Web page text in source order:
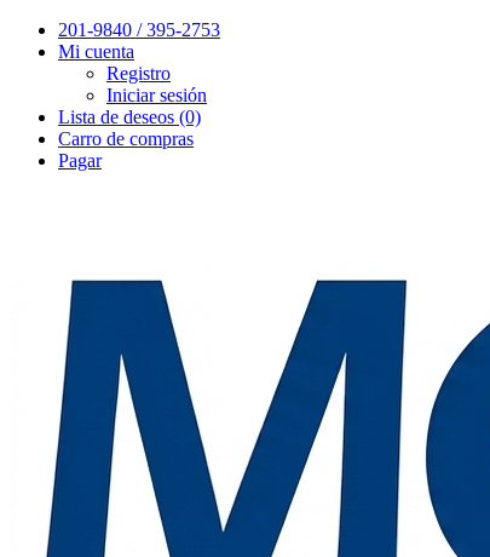
201-9840 / 395-2753
Mi cuenta
Registro
Iniciar sesión
Lista de deseos (0)
Carro de compras
Pagar